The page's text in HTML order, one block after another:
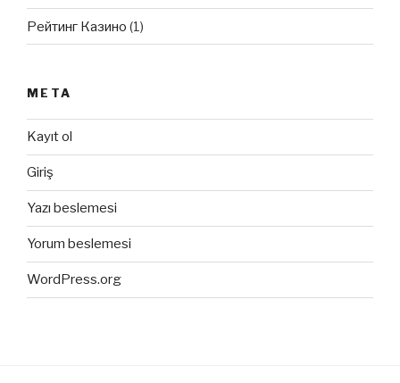
Рейтинг Казино (1)
META
Kayıt ol
Giriş
Yazı beslemesi
Yorum beslemesi
WordPress.org